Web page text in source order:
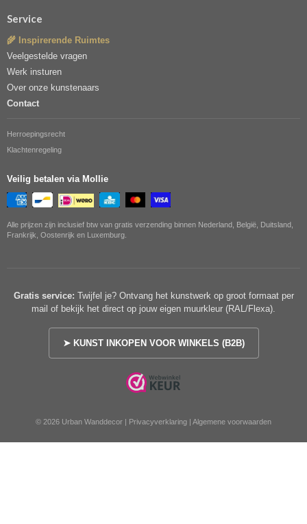
Service
🌾 Inspirerende Ruimtes
Veelgestelde vragen
Werk insturen
Over onze kunstenaars
Contact
Herroepingsrecht
Klachtenregeling
Veilig betalen via Mollie
Alle prijzen zijn inclusief btw van gratis verzending binnen Nederland, België, Duitsland,
Frankrijk, Oostenrijk en Luxemburg.
Gratis service: Twijfel je? Ontvang het kunstwerk op groot formaat per
mail of bekijk het direct op jouw eigen muurkleur (RAL/Flexa).
➤ KUNST INKOPEN VOOR WINKELS (B2B)
© 2026 Urban Wanddecor | Privacyverklaring | Algemene voorwaarden